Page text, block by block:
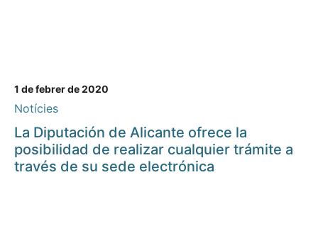
1 de febrer de 2020
Notícies
La Diputación de Alicante ofrece la
posibilidad de realizar cualquier trámite a
través de su sede electrónica